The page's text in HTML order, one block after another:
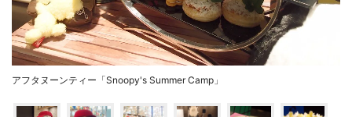
アフタヌーンティー「Snoopy's Summer Camp」